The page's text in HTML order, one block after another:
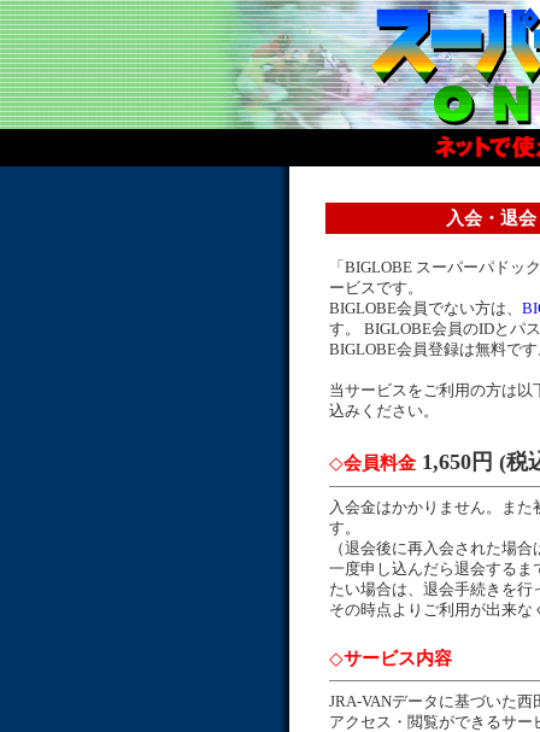
入会・退
「BIGLOBE スーパーパドッ
ービスです。
BIGLOBE会員でない方は、
す。 BIGLOBE会員のIDとパ
BIGLOBE会員登録は無料で
当サービスをご利用の方は
込みください。
◇会員料金 1,650円 (税
入会金はかかりません。ま
す。
（退会後に再入会された場
一度申し込んだら退会する
たい場合は、退会手続きを
その時点よりご利用が出来な
◇サービス内容
JRA-VANデータに基づいた
アクセス・閲覧ができるサー